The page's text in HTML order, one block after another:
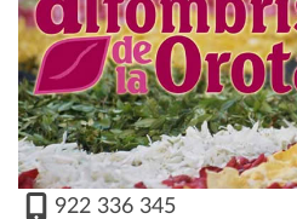
922 336 345